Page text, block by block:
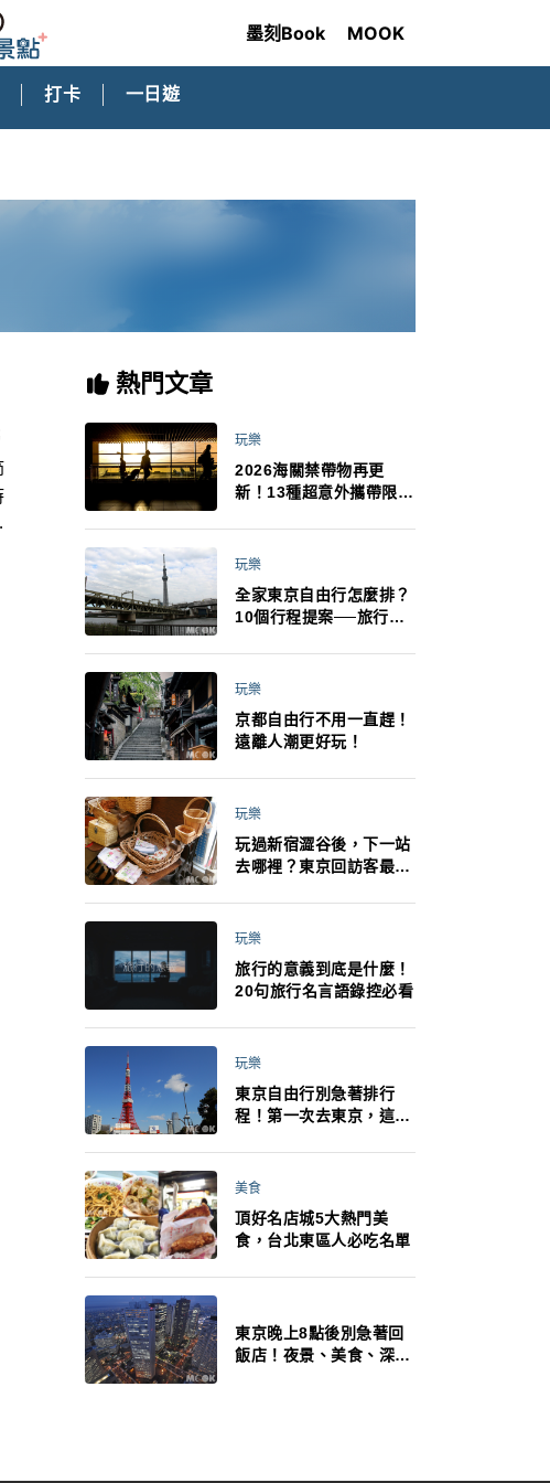
墨刻Book MOOK
打卡 一日遊
熱門文章
玩樂
2026海關禁帶物再更
新！13種超意外攜帶限
最高還罰百萬！注意事項
玩樂
全家東京自由行怎麼排？
10個行程提案──旅行不
法！
玩樂
京都自由行不用一直趕！
遠離人潮更好玩！
玩樂
玩過新宿澀谷後，下一站
去哪裡？東京回訪客最推
玩樂
旅行的意義到底是什麼！
20句旅行名言語錄控必看
玩樂
東京自由行別急著排行
程！第一次去東京，這10
美食
頂好名店城5大熱門美
食，台北東區人必吃名單
東京晚上8點後別急著回
飯店！夜景、美食、深夜